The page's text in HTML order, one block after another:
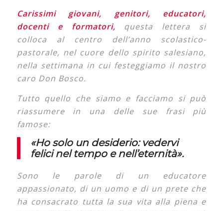
Carissimi giovani, genitori, educatori,
docenti e formatori, questa lettera si
colloca al centro dell’anno scolastico-
pastorale, nel cuore dello spirito salesiano,
nella settimana in cui festeggiamo il nostro
caro Don Bosco.
Tutto quello che siamo e facciamo si può
riassumere in una delle sue frasi più
famose:
«Ho solo un desiderio: vedervi
felici nel tempo e nell’eternità».
Sono le parole di un educatore
appassionato, di un uomo e di un prete che
ha consacrato tutta la sua vita alla piena e